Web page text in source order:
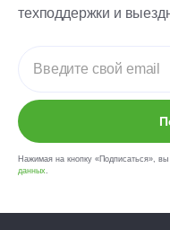
техподдержки и
Нажимая на кнопку «Подписаться», вы
данных